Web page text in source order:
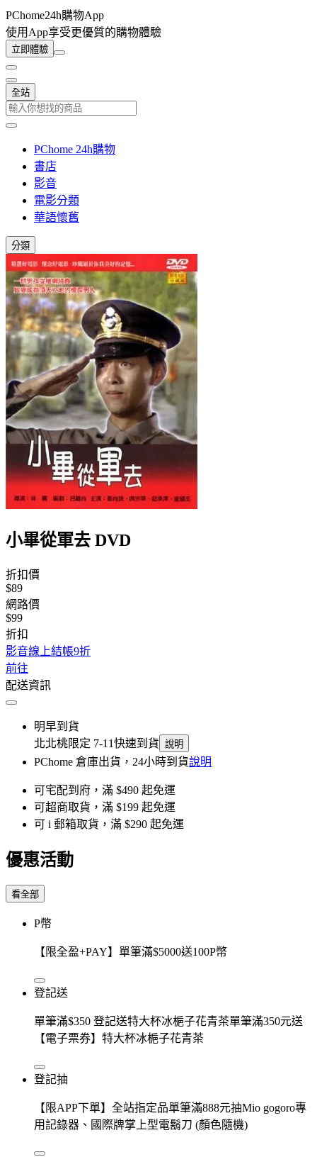
PChome24h購物App
使用App享受更優質的購物體驗
立即體驗
全站
PChome 24h購物
書店
影音
電影分類
華語懷舊
分類
小畢從軍去 DVD
折扣價
$89
網路價
$99
折扣
影音線上結帳9折
前往
配送資訊
明早到貨
北北桃限定 7-11快速到貨 說明
PChome 倉庫出貨，24小時到貨說明
可宅配到府，滿 $490 起免運
可超商取貨，滿 $199 起免運
可 i 郵箱取貨，滿 $290 起免運
優惠活動
看全部
P幣
【限全盈+PAY】單筆滿$5000送100P幣
登記送
單筆滿$350 登記送特大杯冰梔子花青茶單筆滿350元送
【電子票券】特大杯冰梔子花青茶
登記抽
【限APP下單】全站指定品單筆滿888元抽Mio gogoro專
用記錄器、國際牌掌上型電鬍刀 (顏色隨機)